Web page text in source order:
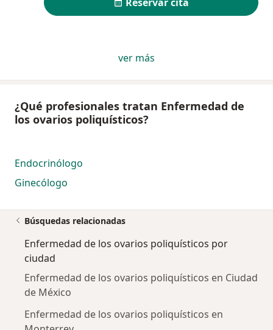
ver más
¿Qué profesionales tratan Enfermedad de
los ovarios poliquísticos?
Endocrinólogo
Ginecólogo
Búsquedas relacionadas
Enfermedad de los ovarios poliquísticos por
ciudad
Enfermedad de los ovarios poliquísticos en Ciudad
de México
Enfermedad de los ovarios poliquísticos en